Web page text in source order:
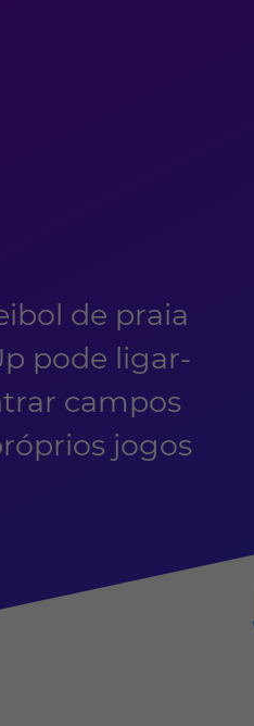
de praia
pode ligar-
campos
jogos